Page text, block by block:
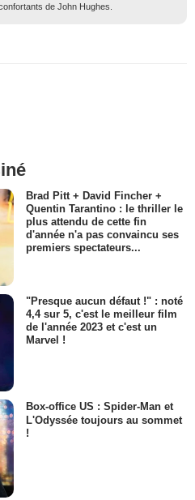
de John Hughes.
Brad Pitt + David Fincher +
Quentin Tarantino : le thriller le
plus attendu de cette fin
d'année n'a pas convaincu ses
premiers spectateurs...
"Presque aucun défaut !" : noté
4,4 sur 5, c'est le meilleur film
de l'année 2023 et c'est un
Marvel !
Box-office US : Spider-Man et
L'Odyssée toujours au sommet
!